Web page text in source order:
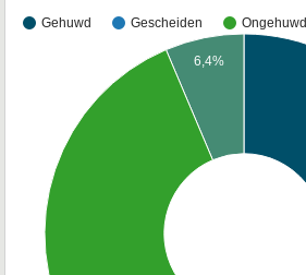
Gehuwd Gescheiden Ongehuwd
6,4%